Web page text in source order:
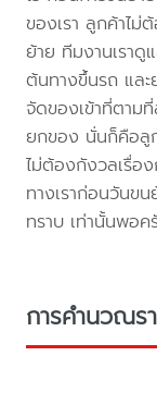
ของเรา ลูกค้าไม่
ย้าย ทีมงานเราดู
ต้นทางขึ้นรถ แล
จัดของเข้าที่ตาม
ยกของ นั่นก็คือลู
ไม่ต้องกังวลเรื่อ
ทางเราก่อนวันขน
ทราบ เท่านั้นพอค
การคำนวณร